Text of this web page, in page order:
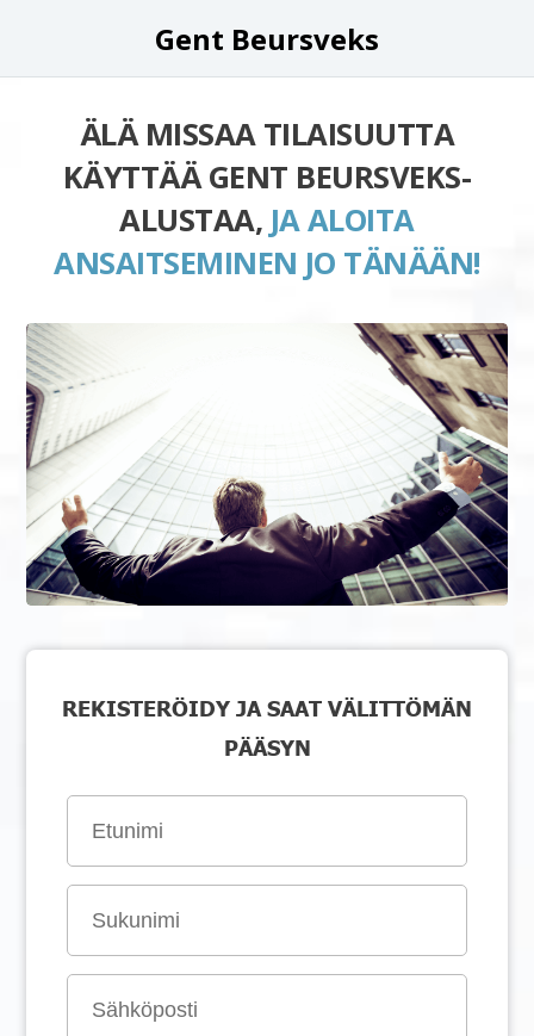
Gent Beursveks
ÄLÄ MISSAA TILAISUUTTA
KÄYTTÄÄ GENT BEURSVEKS-
ALUSTAA, JA ALOITA
ANSAITSEMINEN JO TÄNÄÄN!
REKISTERÖIDY JA SAAT VÄLITTÖMÄN
PÄÄSYN